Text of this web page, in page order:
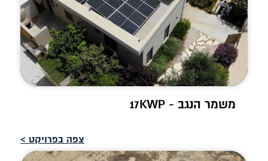
משמר הנגב - 17KWP
צפה בפרויקט >